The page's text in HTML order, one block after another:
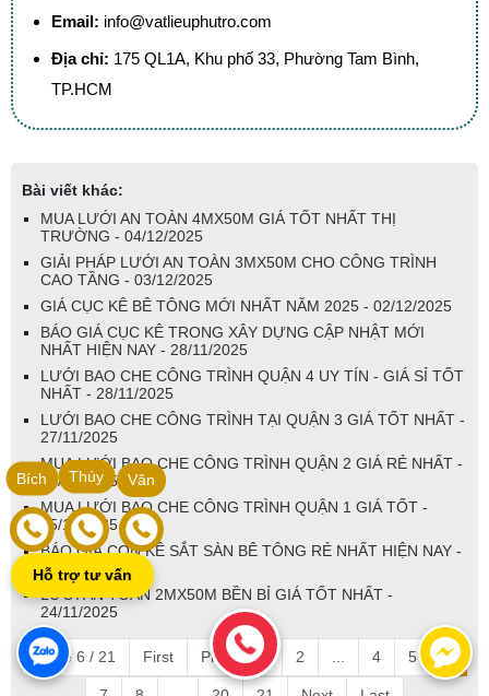
Email: info@vatlieuphutro.com
Địa chỉ: 175 QL1A, Khu phố 33, Phường Tam Bình,
TP.HCM
Bài viết khác:
MUA LƯỚI AN TOÀN 4MX50M GIÁ TỐT NHẤT THỊ
TRƯỜNG - 04/12/2025
GIẢI PHÁP LƯỚI AN TOÀN 3MX50M CHO CÔNG TRÌNH
CAO TẦNG - 03/12/2025
GIÁ CỤC KÊ BÊ TÔNG MỚI NHẤT NĂM 2025 - 02/12/2025
BÁO GIÁ CỤC KÊ TRONG XÂY DỰNG CẬP NHẬT MỚI
NHẤT HIỆN NAY - 28/11/2025
LƯỚI BAO CHE CÔNG TRÌNH QUẬN 4 UY TÍN - GIÁ SỈ TỐT
NHẤT - 28/11/2025
LƯỚI BAO CHE CÔNG TRÌNH TẠI QUẬN 3 GIÁ TỐT NHẤT -
27/11/2025
MUA LƯỚI BAO CHE CÔNG TRÌNH QUẬN 2 GIÁ RẺ NHẤT -
26/11/2025
MUA LƯỚI BAO CHE CÔNG TRÌNH QUẬN 1 GIÁ TỐT -
25/11/2025
BÁO GIÁ CON KÊ SẮT SÀN BÊ TÔNG RẺ NHẤT HIỆN NAY -
24/11/2025
LƯỚI AN TOÀN 2MX50M BỀN BỈ GIÁ TỐT NHẤT -
24/11/2025
Page 6 / 21 First Prev 1 2 4 5 6
Vân
Thúy
Bích
Hỗ trợ tư vấn